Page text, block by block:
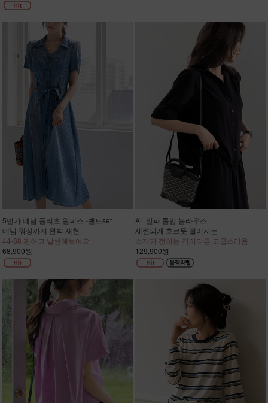
5번가 데님 플리츠 원피스 -벨트set
데님 워싱까지 완벽 재현
44-88 편하고 날씬해보여요
68,900원
AL 밀파 롤업 블라우스
세련되게 흐르듯 떨어지는
소재가 전하는 격이다른 고급스러움
129,900원